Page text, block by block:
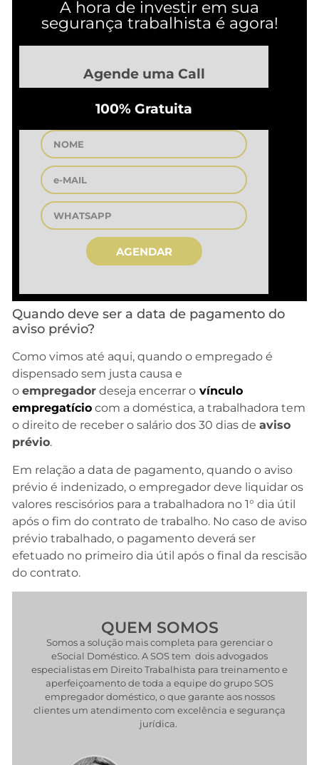
A hora de investir em sua
segurança trabalhista é agora!
Agende uma Call
100% Gratuita
AGENDAR
Quando deve ser a data de pagamento do
aviso prévio?
Como vimos até aqui, quando o empregado é
dispensado sem justa causa e
o empregador deseja encerrar o vínculo
empregatício com a doméstica, a trabalhadora tem
o direito de receber o salário dos 30 dias de aviso
prévio.
Em relação a data de pagamento, quando o aviso
prévio é indenizado, o empregador deve liquidar os
valores rescisórios para a trabalhadora no 1° dia útil
após o fim do contrato de trabalho. No caso de aviso
prévio trabalhado, o pagamento deverá ser
efetuado no primeiro dia útil após o final da rescisão
do contrato.
QUEM SOMOS
Somos a solução mais completa para gerenciar o
eSocial Doméstico. A SOS tem dois advogados
especialistas em Direito Trabalhista para treinamento e
aperfeiçoamento de toda a equipe do grupo SOS
empregador doméstico, o que garante aos nossos
clientes um atendimento com excelência e segurança
jurídica.